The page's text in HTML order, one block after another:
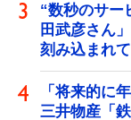
“数秒のサー
田武彦さん
刻み込まれ
「将来的に
三井物産「